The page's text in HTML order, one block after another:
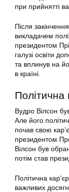
при прийнятті
Після
викладачем
президентом
галузі освіти
та вплинув на
в країні.
Політична
Вудро Вілсон
Але його
почав свою
президентом
Вілсон був
потім став
Політична
важливих